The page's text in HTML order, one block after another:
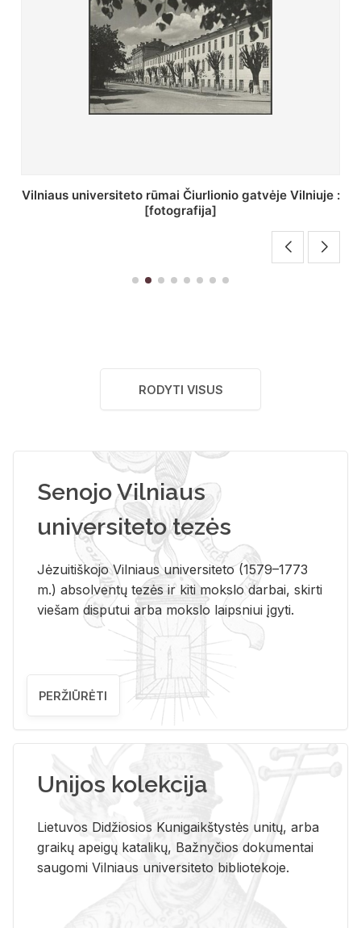
St. Batoro universiteto J. Pilsudskio kolegija :
[fotografija]
RODYTI VISUS
Senojo Vilniaus
universiteto tezės
Jėzuitiškojo Vilniaus universiteto (1579–1773
m.) absolventų tezės ir kiti mokslo darbai, skirti
viešam disputui arba mokslo laipsniui įgyti.
PERŽIŪRĖTI
Unijos kolekcija
Lietuvos Didžiosios Kunigaikštystės unitų, arba
graikų apeigų katalikų, Bažnyčios dokumentai
saugomi Vilniaus universiteto bibliotekoje.